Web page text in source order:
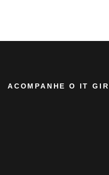
ACOMPANHE O IT